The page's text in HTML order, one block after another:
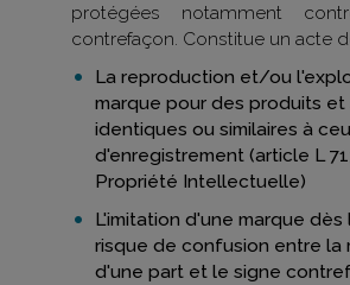
protégées notamment
contrefaçon. Constitue un acte
La reproduction et/ou
marque pour des produits et
identiques ou similaires à
d'enregistrement (article L
Propriété Intellectuelle)
L'imitation d'une marque
risque de confusion entre la
d'une part et le signe